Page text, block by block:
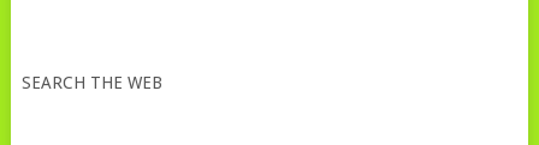
SEARCH THE WEB